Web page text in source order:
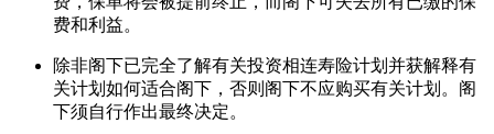
费和利益。
除非阁下已完全了解有关投资相连寿险计划并获解释有
关计划如何适合阁下，否则阁下不应购买有关计划。阁
下须自行作出最终决定。